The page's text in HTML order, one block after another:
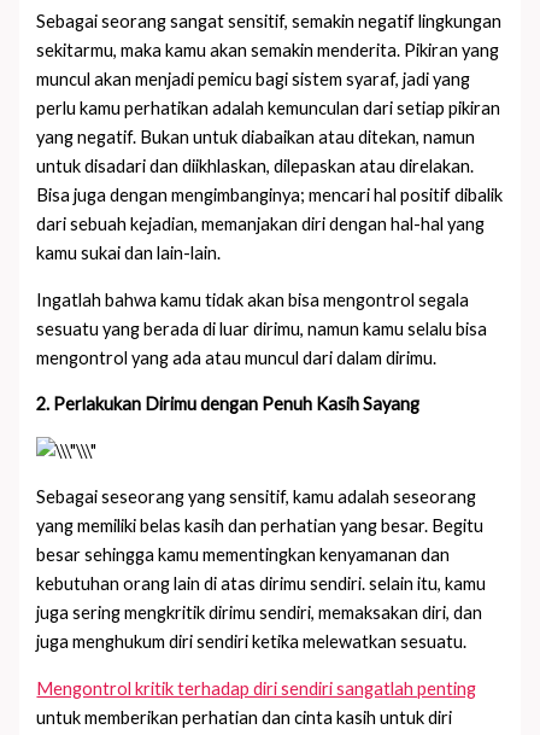
Sebagai seorang sangat sensitif, semakin negatif lingkungan
sekitarmu, maka kamu akan semakin menderita. Pikiran yang
muncul akan menjadi pemicu bagi sistem syaraf, jadi yang
perlu kamu perhatikan adalah kemunculan dari setiap pikiran
yang negatif. Bukan untuk diabaikan atau ditekan, namun
untuk disadari dan diikhlaskan, dilepaskan atau direlakan.
Bisa juga dengan mengimbanginya; mencari hal positif dibalik
dari sebuah kejadian, memanjakan diri dengan hal-hal yang
kamu sukai dan lain-lain.
Ingatlah bahwa kamu tidak akan bisa mengontrol segala
sesuatu yang berada di luar dirimu, namun kamu selalu bisa
mengontrol yang ada atau muncul dari dalam dirimu.
2. Perlakukan Dirimu dengan Penuh Kasih Sayang
Sebagai seseorang yang sensitif, kamu adalah seseorang
yang memiliki belas kasih dan perhatian yang besar. Begitu
besar sehingga kamu mementingkan kenyamanan dan
kebutuhan orang lain di atas dirimu sendiri. selain itu, kamu
juga sering mengkritik dirimu sendiri, memaksakan diri, dan
juga menghukum diri sendiri ketika melewatkan sesuatu.
Mengontrol kritik terhadap diri sendiri sangatlah penting
untuk memberikan perhatian dan cinta kasih untuk diri